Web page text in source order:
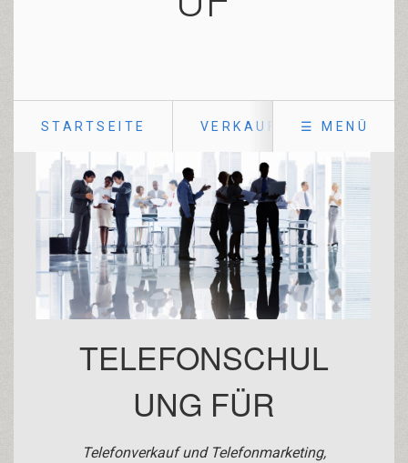
STARTSEITE VERKAUFSTRAINER
☰ MENÜ
TELEFONSCHUL
UNG FÜR
Telefonverkauf und Telefonmarketing,